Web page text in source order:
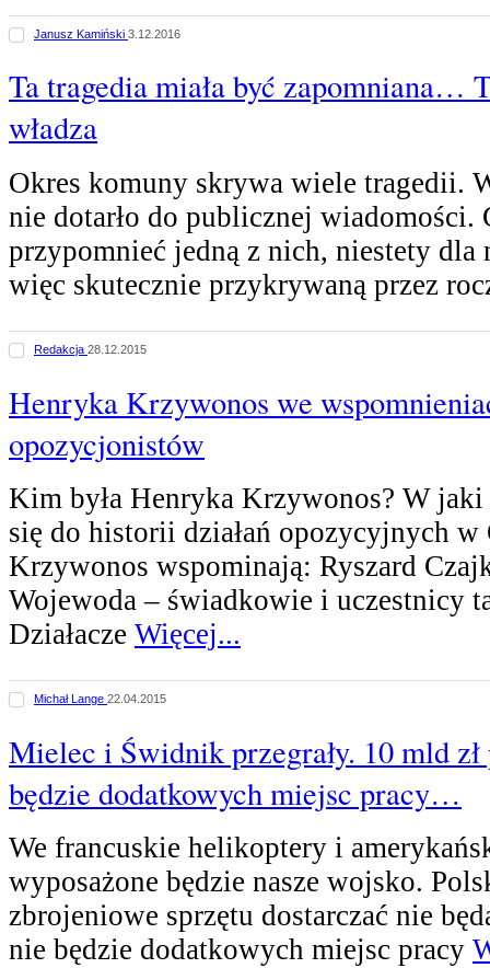
Janusz Kamiński 3.12.2016
Ta tragedia miała być zapomniana…
władza
Okres komuny skrywa wiele tragedii.
nie dotarło do publicznej wiadomości.
przypomnieć jedną z nich, niestety
więc skutecznie przykrywaną przez
Redakcja 28.12.2015
Henryka Krzywonos we
opozycjonistów
Kim była Henryka Krzywonos? W jaki
się do historii działań opozycyjnych w
Krzywonos wspominają: Ryszard
Wojewoda – świadkowie i uczestnicy
Działacze Więcej...
Michał Lange 22.04.2015
Mielec i Świdnik przegrały. 10 mld zł
będzie dodatkowych miejsc pracy…
We francuskie helikoptery i
wyposażone będzie nasze wojsko.
zbrojeniowe sprzętu dostarczać nie
nie będzie dodatkowych miejsc pracy